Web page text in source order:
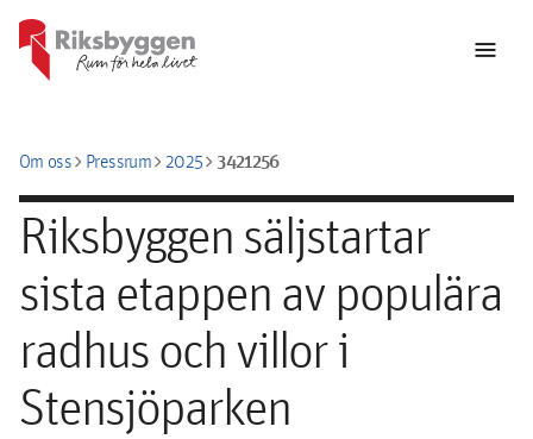
menu
Om osschevron_rightPressrumchevron_right2025chevron_right3421256
Riksbyggen säljstartar
sista etappen av populära
radhus och villor i
Stensjöparken